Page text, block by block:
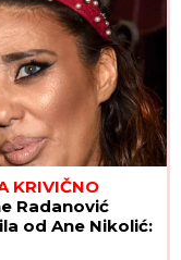
KRIVIČNO
Radanović
od Ane Nikolić: